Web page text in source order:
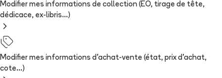
Modifier mes informations de collection (EO, tirage de tête,
dédicace, ex-libris...)
Modifier mes informations d'achat-vente (état, prix d'achat,
cote...)